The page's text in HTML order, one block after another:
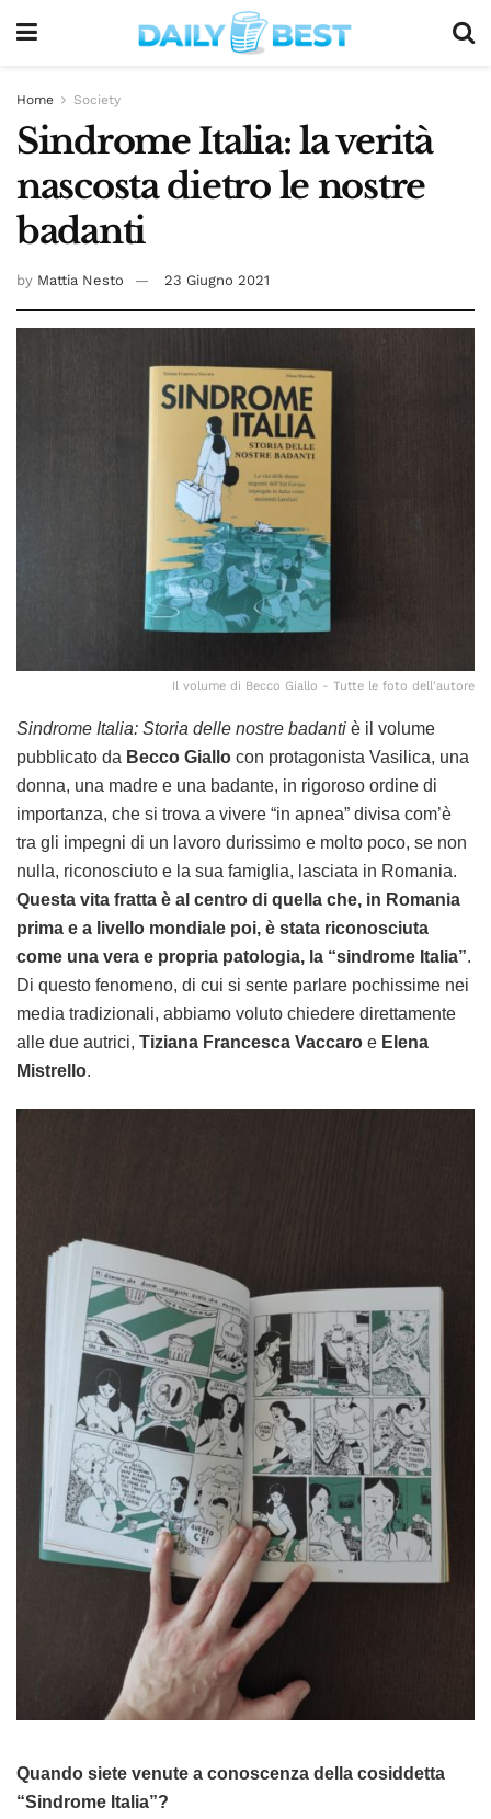
Home Society
Sindrome Italia: la verità
nascosta dietro le nostre
badanti
by Mattia Nesto 23 Giugno 2021
Il volume di Becco Giallo - Tutte le foto dell'autore
Sindrome Italia: Storia delle nostre badanti è il volume
pubblicato da Becco Giallo con protagonista Vasilica, una
donna, una madre e una badante, in rigoroso ordine di
importanza, che si trova a vivere “in apnea” divisa com’è
tra gli impegni di un lavoro durissimo e molto poco, se non
nulla, riconosciuto e la sua famiglia, lasciata in Romania.
Questa vita fratta è al centro di quella che, in Romania
prima e a livello mondiale poi, è stata riconosciuta
come una vera e propria patologia, la “sindrome Italia”.
Di questo fenomeno, di cui si sente parlare pochissime nei
media tradizionali, abbiamo voluto chiedere direttamente
alle due autrici, Tiziana Francesca Vaccaro e Elena
Mistrello.
Quando siete venute a conoscenza della cosiddetta
“Sindrome Italia”?